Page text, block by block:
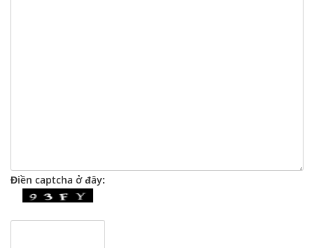
Điền captcha ở đây: